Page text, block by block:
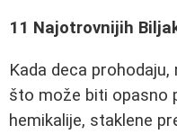
11 Najotrovnijih
Kada deca
što može biti opasno
hemikalije, staklene